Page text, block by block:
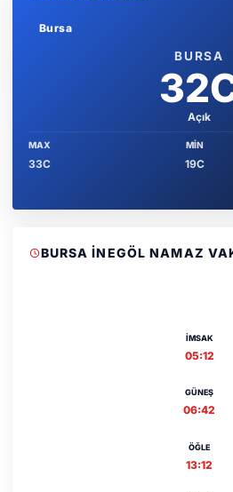
Sehir sec
BURSA
Açık
MAX
33C
MIN
19C
BURSA İNEGÖL NAMAZ
İMSAK
05:12
GÜNEŞ
06:42
ÖĞLE
13:12